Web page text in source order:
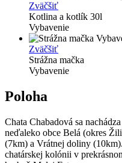
Zväčšiť
Kotlina a kotlík 30l
Vybavenie
Zväčšiť
Strážna mačka
Vybavenie
Poloha
Chata Chabadová sa
neďaleko obce Belá (okres
(7km) a Vrátnej doliny
chatárskej kolónii v